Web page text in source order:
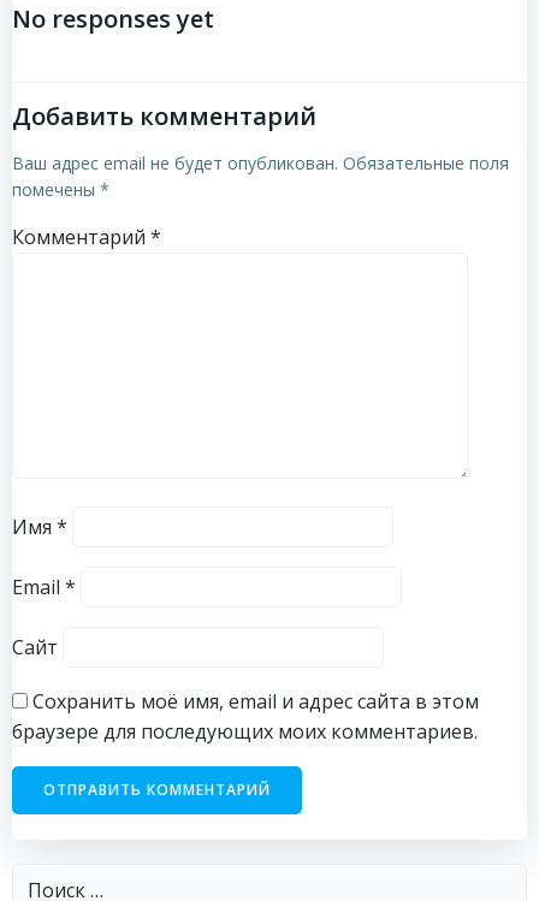
записям
No responses yet
Добавить комментарий
Ваш адрес email не будет опубликован. Обязательные поля
помечены *
Комментарий *
Имя *
Email *
Сайт
Сохранить моё имя, email и адрес сайта в этом
браузере для последующих моих комментариев.
Найти: